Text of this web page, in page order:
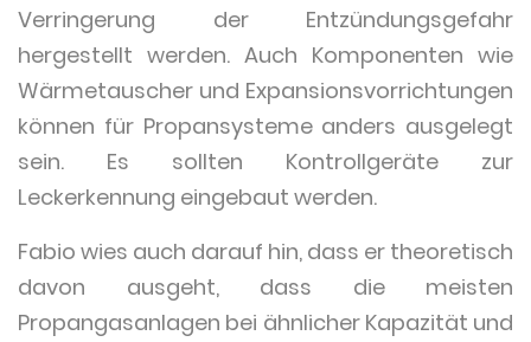
Verringerung der Entzündungsgefahr
hergestellt werden. Auch Komponenten wie
Wärmetauscher und Expansionsvorrichtungen
können für Propansysteme anders ausgelegt
sein. Es sollten Kontrollgeräte zur
Leckerkennung eingebaut werden.
Fabio wies auch darauf hin, dass er theoretisch
davon ausgeht, dass die meisten
Propangasanlagen bei ähnlicher Kapazität und